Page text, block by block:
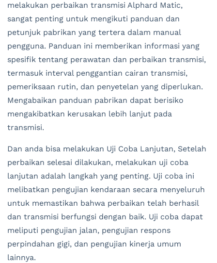
melakukan perbaikan transmisi Alphard Matic,
sangat penting untuk mengikuti panduan dan
petunjuk pabrikan yang tertera dalam manual
pengguna. Panduan ini memberikan informasi yang
spesifik tentang perawatan dan perbaikan transmisi,
termasuk interval penggantian cairan transmisi,
pemeriksaan rutin, dan penyetelan yang diperlukan.
Mengabaikan panduan pabrikan dapat berisiko
mengakibatkan kerusakan lebih lanjut pada
transmisi.
Dan anda bisa melakukan Uji Coba Lanjutan, Setelah
perbaikan selesai dilakukan, melakukan uji coba
lanjutan adalah langkah yang penting. Uji coba ini
melibatkan pengujian kendaraan secara menyeluruh
untuk memastikan bahwa perbaikan telah berhasil
dan transmisi berfungsi dengan baik. Uji coba dapat
meliputi pengujian jalan, pengujian respons
perpindahan gigi, dan pengujian kinerja umum
lainnya.